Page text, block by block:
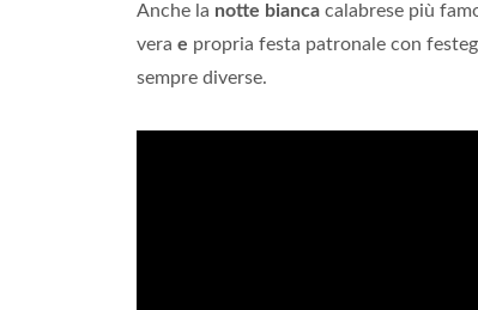
Anche la notte bianca calabrese più
vera e propria festa patronale con
sempre diverse.